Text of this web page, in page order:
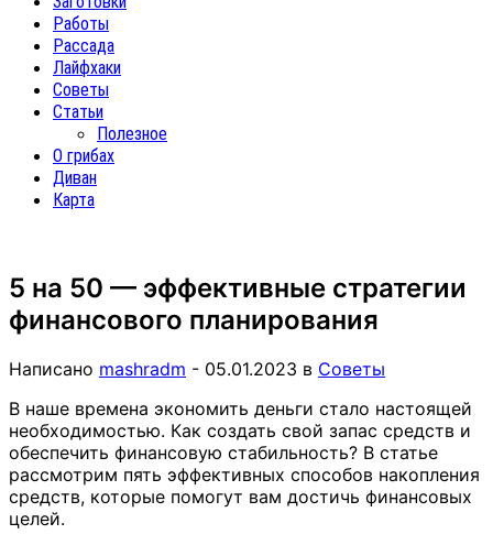
Работы
Рассада
Лайфхаки
Советы
Статьи
Полезное
О грибах
Диван
Карта
5 на 50 — эффективные стратегии
финансового планирования
Написано mashradm - 05.01.2023 в Советы
В наше времена экономить деньги стало настоящей
необходимостью. Как создать свой запас средств и
обеспечить финансовую стабильность? В статье
рассмотрим пять эффективных способов накопления
средств, которые помогут вам достичь финансовых
целей.